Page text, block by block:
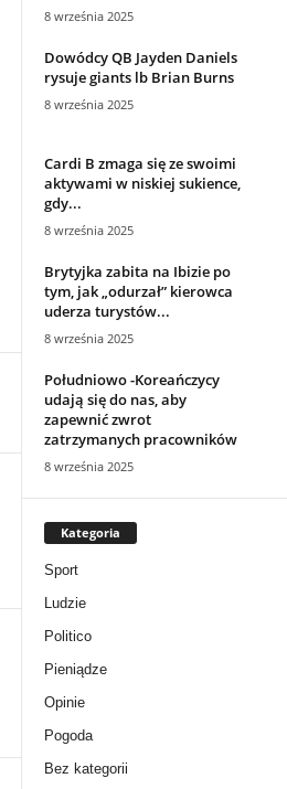
8 września 2025
Dowódcy QB Jayden Daniels
rysuje giants lb Brian Burns
8 września 2025
Cardi B zmaga się ze swoimi
aktywami w niskiej sukience,
gdy...
8 września 2025
Brytyjka zabita na Ibizie po
tym, jak „odurzał” kierowca
uderza turystów...
8 września 2025
Południowo -Koreańczycy
udają się do nas, aby
zapewnić zwrot
zatrzymanych pracowników
8 września 2025
Kategoria
Sport
Ludzie
Politico
Pieniądze
Opinie
Pogoda
Bez kategorii